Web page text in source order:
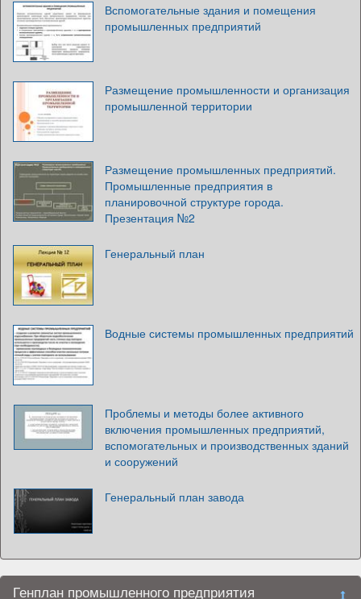
Вспомогательные здания и помещения
промышленных предприятий
Размещение промышленности и организация
промышленной территории
Размещение промышленных предприятий.
Промышленные предприятия в
планировочной структуре города.
Презентация №2
Генеральный план
Водные системы промышленных предприятий
Проблемы и методы более активного
включения промышленных предприятий,
вспомогательных и производственных зданий
и сооружений
Генеральный план завода
Генплан промышленного предприятия